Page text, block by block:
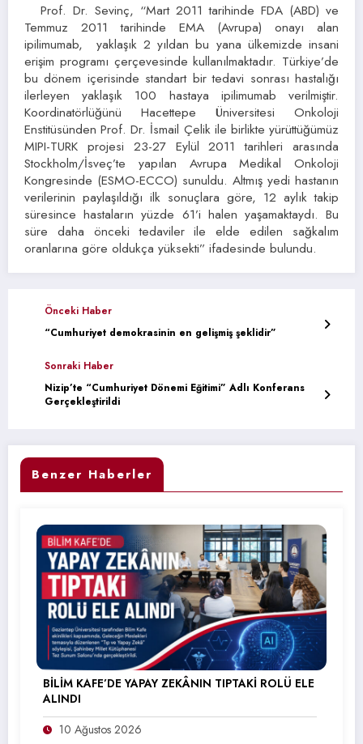
Prof. Dr. Sevinç, “Mart 2011 tarihinde FDA (ABD) ve
Temmuz 2011 tarihinde EMA (Avrupa) onayı alan
ipilimumab, yaklaşık 2 yıldan bu yana ülkemizde insani
erişim programı çerçevesinde kullanılmaktadır. Türkiye’de
bu dönem içerisinde standart bir tedavi sonrası hastalığı
ilerleyen yaklaşık 100 hastaya ipilimumab verilmiştir.
Koordinatörlüğünü Hacettepe Üniversitesi Onkoloji
Enstitüsünden Prof. Dr. İsmail Çelik ile birlikte yürüttüğümüz
MIPI-TURK projesi 23-27 Eylül 2011 tarihleri arasında
Stockholm/İsveç’te yapılan Avrupa Medikal Onkoloji
Kongresinde (ESMO-ECCO) sunuldu. Altmış yedi hastanın
verilerinin paylaşıldığı ilk sonuçlara göre, 12 aylık takip
süresince hastaların yüzde 61’i halen yaşamaktaydı. Bu
süre daha önceki tedaviler ile elde edilen sağkalım
oranlarına göre oldukça yüksekti” ifadesinde bulundu.
Önceki Haber
“Cumhuriyet demokrasinin en gelişmiş şeklidir”
Sonraki Haber
Nizip’te “Cumhuriyet Dönemi Eğitimi” Adlı Konferans
Gerçekleştirildi
Benzer Haberler
BİLİM KAFE’DE YAPAY ZEKÂNIN TIPTAKİ ROLÜ ELE
ALINDI
10 Ağustos 2026